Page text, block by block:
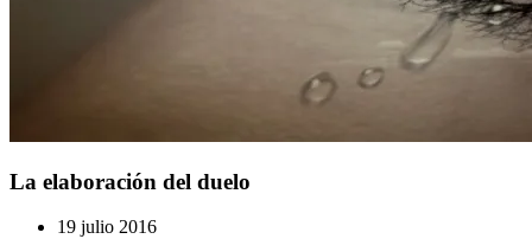
La elaboración del duelo
19 julio 2016